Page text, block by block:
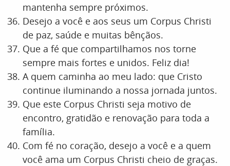
mantenha sempre próximos.
Desejo a você e aos seus um Corpus Christi
de paz, saúde e muitas bênçãos.
Que a fé que compartilhamos nos torne
sempre mais fortes e unidos. Feliz dia!
A quem caminha ao meu lado: que Cristo
continue iluminando a nossa jornada juntos.
Que este Corpus Christi seja motivo de
encontro, gratidão e renovação para toda a
família.
Com fé no coração, desejo a você e a quem
você ama um Corpus Christi cheio de graças.